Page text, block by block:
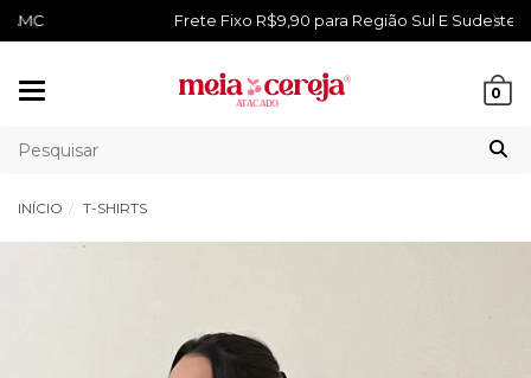
Frete Fixo R$9,90 para Região Sul E Sudeste
0
INÍCIO T-SHIRTS